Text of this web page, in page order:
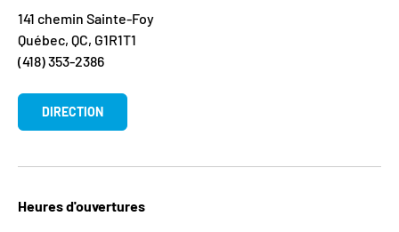
141 chemin Sainte-Foy
Québec, QC, G1R1T1
(418) 353-2386
DIRECTION
Heures d'ouvertures